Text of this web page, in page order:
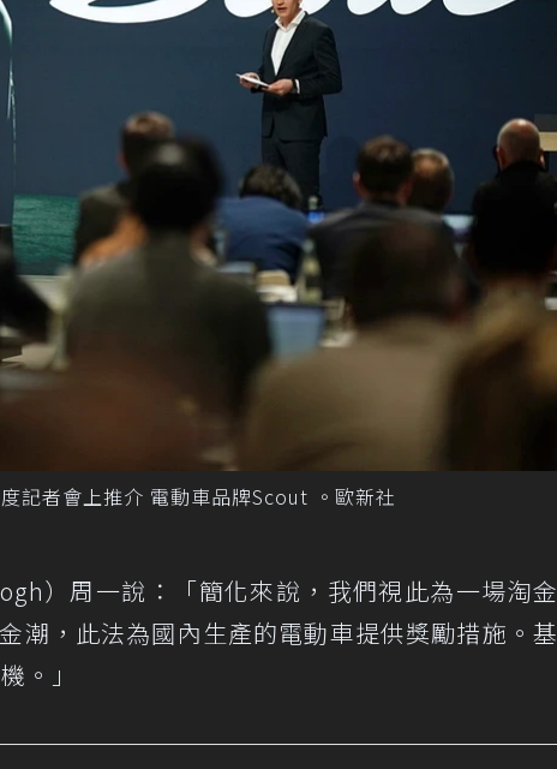
記者會上推介 電動車品牌Scout 。歐新社
）周一說：「簡化來說，我們視此為一場淘金
潮，此法為國內生產的電動車提供獎勵措施。基
。」